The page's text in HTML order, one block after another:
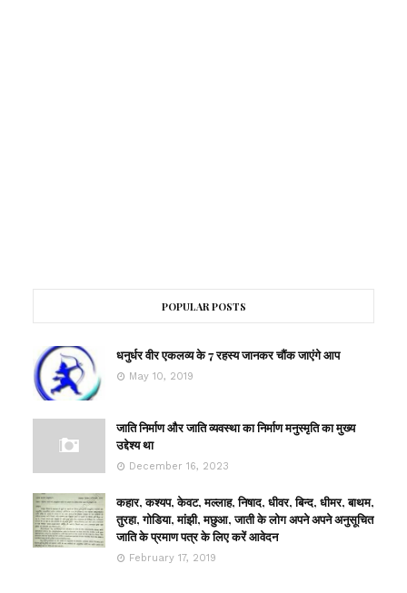
POPULAR POSTS
धनुर्धर वीर एकलव्य के 7 रहस्य जानकर चौंक जाएंगे आप
May 10, 2019
जाति निर्माण और जाति व्यवस्था का निर्माण मनुस्मृति का मुख्य
उद्देश्य था
December 16, 2023
कहार, कश्यप, केवट, मल्लाह, निषाद, धीवर, बिन्द, धीमर, बाथम,
तुरहा, गोडिया, मांझी, मछुआ, जाती के लोग अपने अपने अनुसूचित
जाति के प्रमाण पत्र के लिए करें आवेदन
February 17, 2019